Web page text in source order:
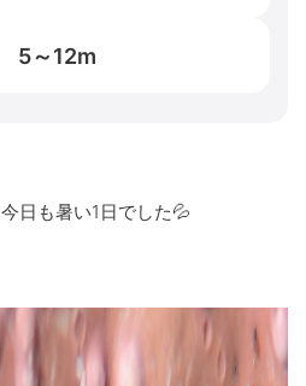
5～12m
日も暑い1日でした💦